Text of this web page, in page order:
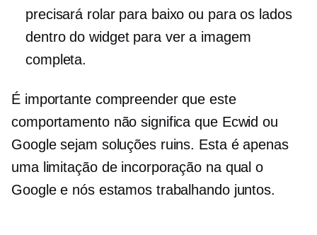
precisará rolar para baixo ou para os lados
dentro do widget para ver a imagem
completa.
É importante compreender que este
comportamento não significa que Ecwid ou
Google sejam soluções ruins. Esta é apenas
uma limitação de incorporação na qual o
Google e nós estamos trabalhando juntos.